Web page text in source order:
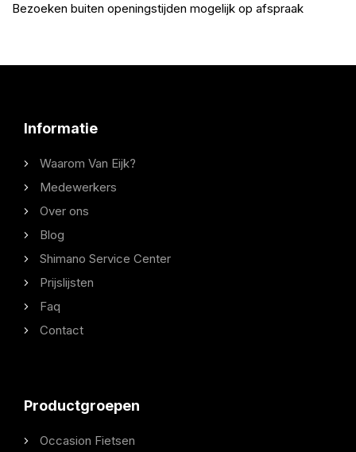
Bezoeken buiten openingstijden mogelijk op afspraak
Informatie
Waarom Van Eijk?
Medewerkers
Over ons
Blog
Shimano Service Center
Prijslijsten
Faq
Contact
Productgroepen
Occasion Fietsen